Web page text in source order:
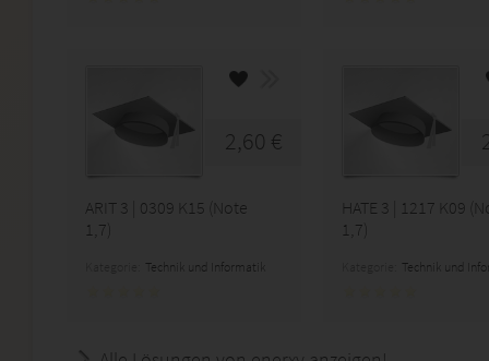
2,60 €
ARIT 3 | 0309 K15 (Note
1,7)
Technik und Informatik
HATE 3 | 1217 K09
1,7)
Technik und